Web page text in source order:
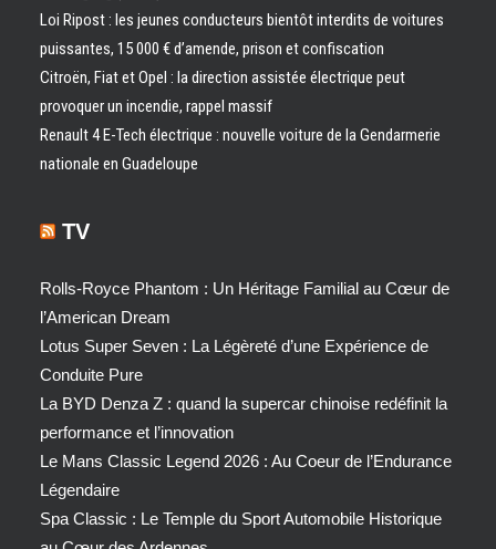
Loi Ripost : les jeunes conducteurs bientôt interdits de voitures
puissantes, 15 000 € d’amende, prison et confiscation
Citroën, Fiat et Opel : la direction assistée électrique peut
provoquer un incendie, rappel massif
Renault 4 E-Tech électrique : nouvelle voiture de la Gendarmerie
nationale en Guadeloupe
TV
Rolls-Royce Phantom : Un Héritage Familial au Cœur de
l’American Dream
Lotus Super Seven : La Légèreté d’une Expérience de
Conduite Pure
La BYD Denza Z : quand la supercar chinoise redéfinit la
performance et l’innovation
Le Mans Classic Legend 2026 : Au Coeur de l’Endurance
Légendaire
Spa Classic : Le Temple du Sport Automobile Historique